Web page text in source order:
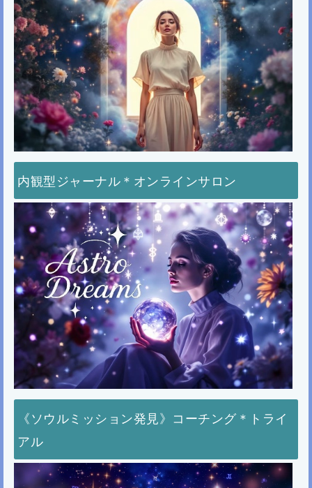
内観型ジャーナル＊オンラインサロン
《ソウルミッション発見》コーチング＊トライ
アル